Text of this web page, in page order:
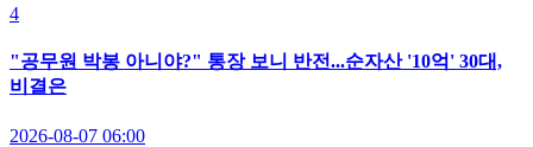
4
"공무원 박봉 아니야?" 통장 보니 반전...순자산 '10억' 30대,
비결은
2026-08-07 06:00